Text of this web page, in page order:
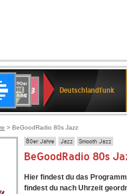
80er
90er
OLDIE
ANTENNE
SWR3
Deutschlandfunk
> BeGoodRadio 80s Jazz
80er Jahre Jazz Smooth Jazz
BeGoodRadio 80s
Hier findest du das
findest du nach Uhrzeit